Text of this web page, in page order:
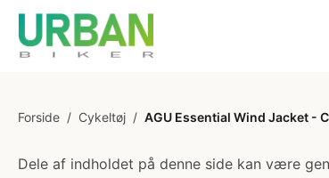
Forside / Cykeltøj / AGU Essential Wind Jacket -
Dele af indholdet på denne side kan være